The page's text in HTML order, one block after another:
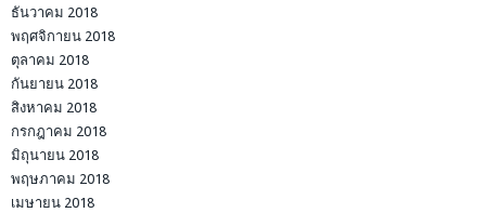
ธันวาคม 2018
พฤศจิกายน 2018
ตุลาคม 2018
กันยายน 2018
สิงหาคม 2018
กรกฎาคม 2018
มิถุนายน 2018
พฤษภาคม 2018
เมษายน 2018